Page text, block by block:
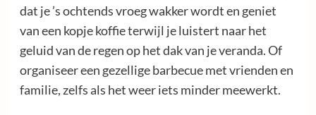
dat je ’s ochtends vroeg wakker wordt en geniet
van een kopje koffie terwijl je luistert naar het
geluid van de regen op het dak van je veranda. Of
organiseer een gezellige barbecue met vrienden en
familie, zelfs als het weer iets minder meewerkt.